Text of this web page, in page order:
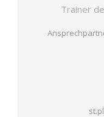
Trainer